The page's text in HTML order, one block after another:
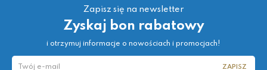
Zapisz się na newsletter
Zyskaj bon rabatowy
i otrzymuj informacje o nowościach i promocjach!
ZAPISZ